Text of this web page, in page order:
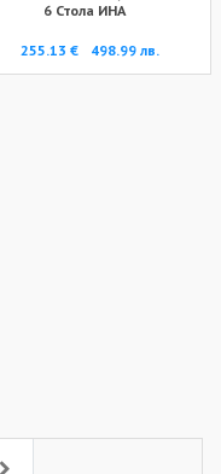
6 Стола ИНА
255.13 € 498.99 лв.